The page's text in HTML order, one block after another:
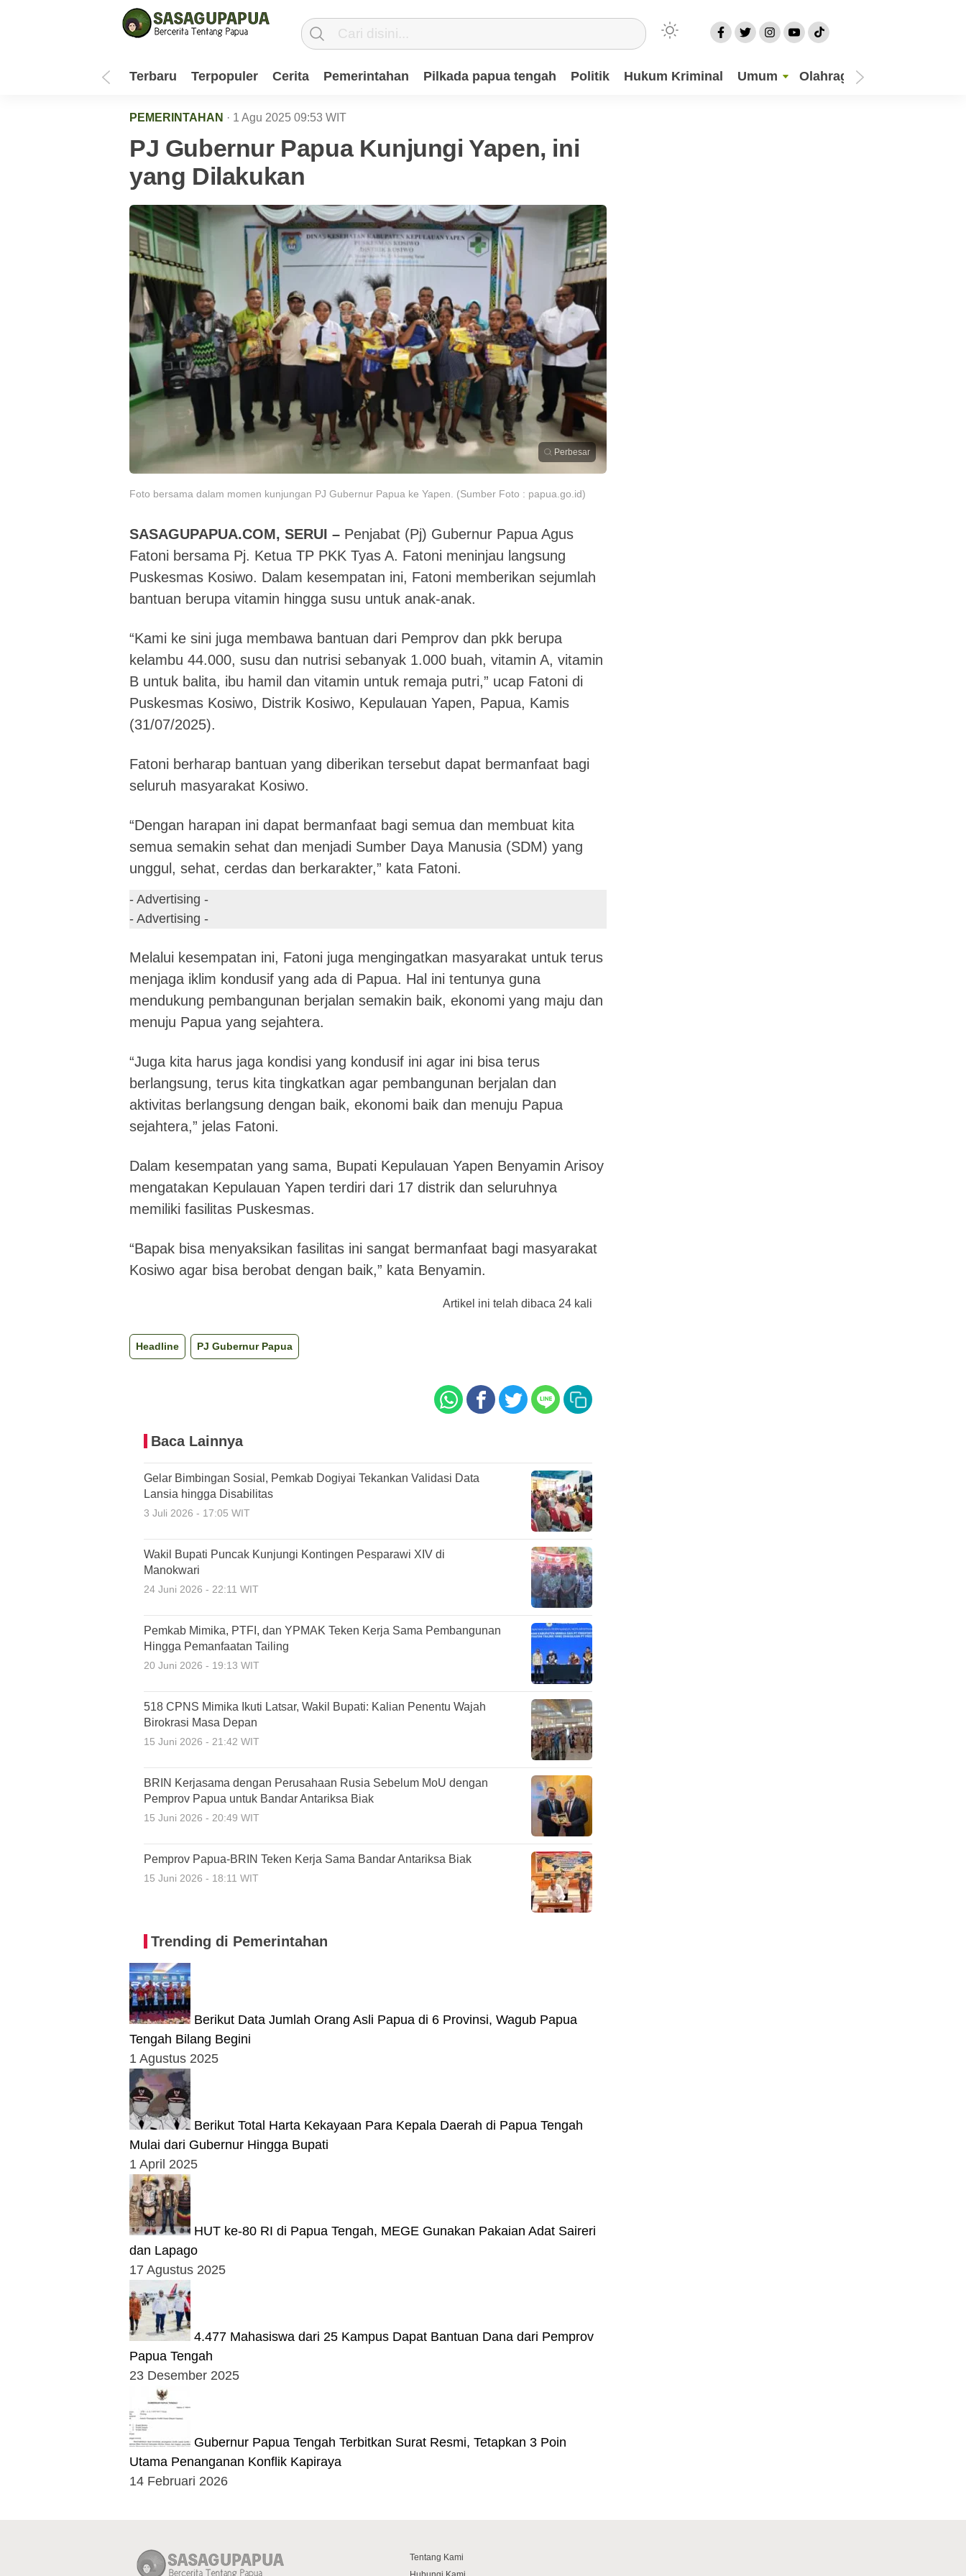
Terbaru Terpopuler Cerita Pemerintahan Pilkada papua tengah Politik Hukum Kriminal Umum Olahraga
PEMERINTAHAN · 1 Agu 2025 09:53 WIT
PJ Gubernur Papua Kunjungi Yapen, ini
yang Dilakukan
Perbesar
Foto bersama dalam momen kunjungan PJ Gubernur Papua ke Yapen. (Sumber Foto : papua.go.id)
SASAGUPAPUA.COM, SERUI – Penjabat (Pj) Gubernur Papua Agus
Fatoni bersama Pj. Ketua TP PKK Tyas A. Fatoni meninjau langsung
Puskesmas Kosiwo. Dalam kesempatan ini, Fatoni memberikan sejumlah
bantuan berupa vitamin hingga susu untuk anak-anak.
“Kami ke sini juga membawa bantuan dari Pemprov dan pkk berupa
kelambu 44.000, susu dan nutrisi sebanyak 1.000 buah, vitamin A, vitamin
B untuk balita, ibu hamil dan vitamin untuk remaja putri,” ucap Fatoni di
Puskesmas Kosiwo, Distrik Kosiwo, Kepulauan Yapen, Papua, Kamis
(31/07/2025).
Fatoni berharap bantuan yang diberikan tersebut dapat bermanfaat bagi
seluruh masyarakat Kosiwo.
“Dengan harapan ini dapat bermanfaat bagi semua dan membuat kita
semua semakin sehat dan menjadi Sumber Daya Manusia (SDM) yang
unggul, sehat, cerdas dan berkarakter,” kata Fatoni.
- Advertising -
- Advertising -
Melalui kesempatan ini, Fatoni juga mengingatkan masyarakat untuk terus
menjaga iklim kondusif yang ada di Papua. Hal ini tentunya guna
mendukung pembangunan berjalan semakin baik, ekonomi yang maju dan
menuju Papua yang sejahtera.
“Juga kita harus jaga kondisi yang kondusif ini agar ini bisa terus
berlangsung, terus kita tingkatkan agar pembangunan berjalan dan
aktivitas berlangsung dengan baik, ekonomi baik dan menuju Papua
sejahtera,” jelas Fatoni.
Dalam kesempatan yang sama, Bupati Kepulauan Yapen Benyamin Arisoy
mengatakan Kepulauan Yapen terdiri dari 17 distrik dan seluruhnya
memiliki fasilitas Puskesmas.
“Bapak bisa menyaksikan fasilitas ini sangat bermanfaat bagi masyarakat
Kosiwo agar bisa berobat dengan baik,” kata Benyamin.
Artikel ini telah dibaca 24 kali
Headline PJ Gubernur Papua
Baca Lainnya
Gelar Bimbingan Sosial, Pemkab Dogiyai Tekankan Validasi Data
Lansia hingga Disabilitas
3 Juli 2026 - 17:05 WIT
Wakil Bupati Puncak Kunjungi Kontingen Pesparawi XIV di
Manokwari
24 Juni 2026 - 22:11 WIT
Pemkab Mimika, PTFI, dan YPMAK Teken Kerja Sama Pembangunan
Hingga Pemanfaatan Tailing
20 Juni 2026 - 19:13 WIT
518 CPNS Mimika Ikuti Latsar, Wakil Bupati: Kalian Penentu Wajah
Birokrasi Masa Depan
15 Juni 2026 - 21:42 WIT
BRIN Kerjasama dengan Perusahaan Rusia Sebelum MoU dengan
Pemprov Papua untuk Bandar Antariksa Biak
15 Juni 2026 - 20:49 WIT
Pemprov Papua-BRIN Teken Kerja Sama Bandar Antariksa Biak
15 Juni 2026 - 18:11 WIT
Trending di Pemerintahan
Berikut Data Jumlah Orang Asli Papua di 6 Provinsi, Wagub Papua
Tengah Bilang Begini
1 Agustus 2025
Berikut Total Harta Kekayaan Para Kepala Daerah di Papua Tengah
Mulai dari Gubernur Hingga Bupati
1 April 2025
HUT ke-80 RI di Papua Tengah, MEGE Gunakan Pakaian Adat Saireri
dan Lapago
17 Agustus 2025
4.477 Mahasiswa dari 25 Kampus Dapat Bantuan Dana dari Pemprov
Papua Tengah
23 Desember 2025
Gubernur Papua Tengah Terbitkan Surat Resmi, Tetapkan 3 Poin
Utama Penanganan Konflik Kapiraya
14 Februari 2026
Tentang Kami